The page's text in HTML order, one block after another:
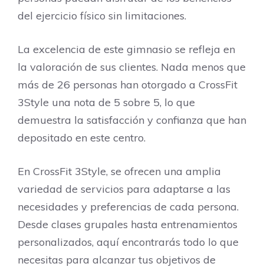
del ejercicio físico sin limitaciones.
La excelencia de este gimnasio se refleja en
la valoración de sus clientes. Nada menos que
más de 26 personas han otorgado a CrossFit
3Style una nota de 5 sobre 5, lo que
demuestra la satisfacción y confianza que han
depositado en este centro.
En CrossFit 3Style, se ofrecen una amplia
variedad de servicios para adaptarse a las
necesidades y preferencias de cada persona.
Desde clases grupales hasta entrenamientos
personalizados, aquí encontrarás todo lo que
necesitas para alcanzar tus objetivos de